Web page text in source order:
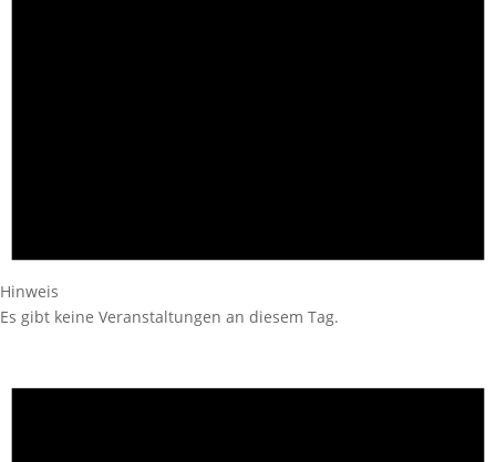
Hinweis
Es gibt keine Veranstaltungen an diesem Tag.